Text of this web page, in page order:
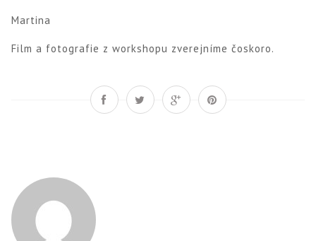
Martina
Film a fotografie z workshopu zverejníme čoskoro.